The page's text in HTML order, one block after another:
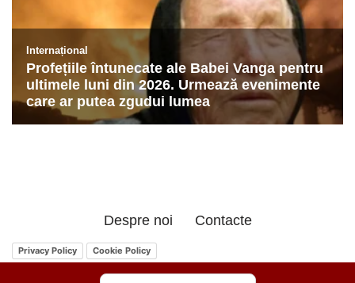
Despre noi Contacte
Privacy Policy Cookie Policy